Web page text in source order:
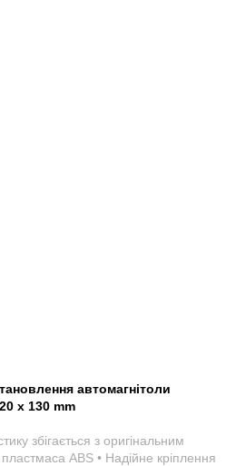
автомагнітоли
x 130 mm
збігається з оригінальним
ABS • Надійне кріплення